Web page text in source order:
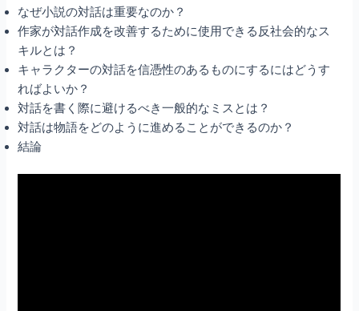
なぜ小説の対話は重要なのか？
作家が対話作成を改善するために使用できる反社会的なス
キルとは？
キャラクターの対話を信憑性のあるものにするにはどうす
ればよいか？
対話を書く際に避けるべき一般的なミスとは？
対話は物語をどのように進めることができるのか？
結論